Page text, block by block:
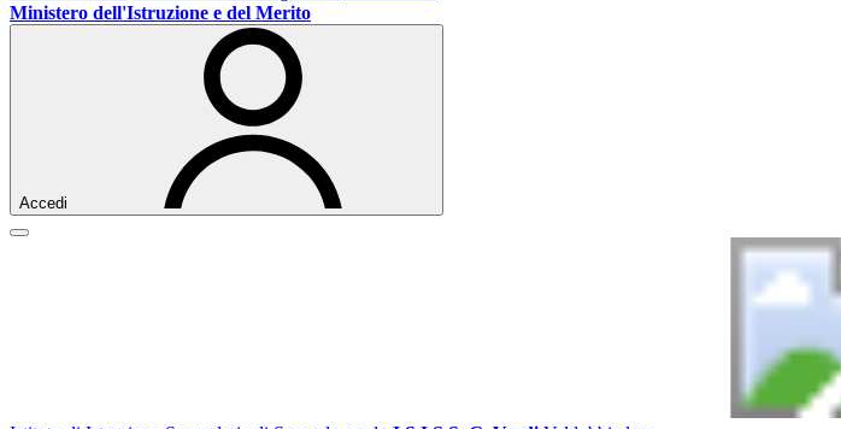
Ministero dell'Istruzione e del Merito
Accedi